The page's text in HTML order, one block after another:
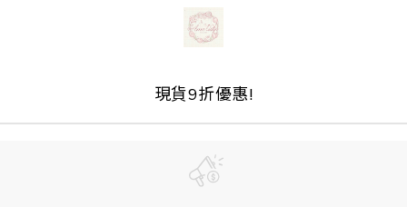
現貨9折優惠!